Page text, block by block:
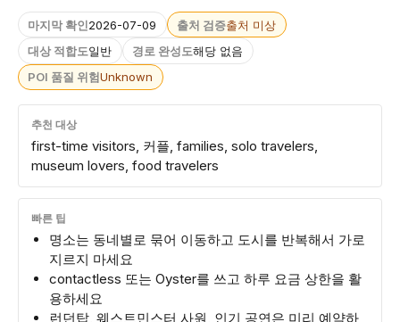
마지막 확인2026-07-09 출처 검증출처 미상
대상 적합도일반 경로 완성도해당 없음
POI 품질 위험Unknown
추천 대상
first-time visitors, 커플, families, solo travelers,
museum lovers, food travelers
빠른 팁
명소는 동네별로 묶어 이동하고 도시를 반복해서 가로
지르지 마세요
contactless 또는 Oyster를 쓰고 하루 요금 상한을 활
용하세요
런던탑, 웨스트민스터 사원, 인기 공연은 미리 예약하